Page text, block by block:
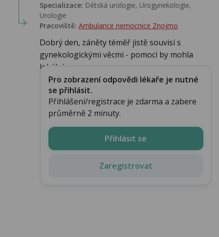
Specializace: Dětská urologie, Urogynekologie,
Urologie‎
Pracoviště: Ambulance nemocnice Znojmo
Dobrý den, záněty téměř jistě souvisí s
gynekologickými věcmi - pomoci by mohla
lokální ...
Pro zobrazení odpovědi lékaře je nutné
se přihlásit.
Přihlášení/registrace je zdarma a zabere
průměrně 2 minuty.
Přihlásit se
Zaregistrovat